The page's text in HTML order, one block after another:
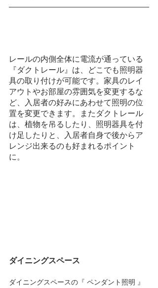
レールの内側全体に電流が通っている
『ダクトレール』は、どこでも照明器
具の取り付けが可能です。家具のレイ
アウトやお部屋の雰囲気を変更するな
ど、入居者の好みにあわせて照明の位
置を変更できます。またダクトレール
は、植物を吊るしたり、照明器具を付
け足したりと、入居者自身で後からア
レンジ出来るのも好まれるポイント
に。
ダイニングスペース
ダイニングスペースの『 ペンダント照明 』